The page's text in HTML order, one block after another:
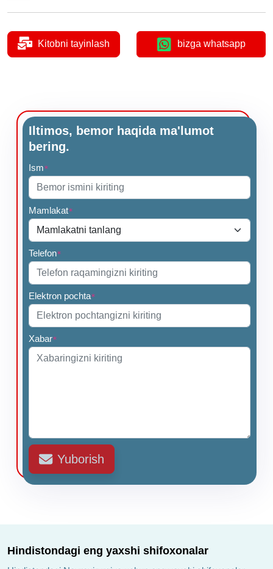
Kitobni tayinlash bizga whatsapp
Iltimos, bemor haqida ma'lumot
bering.
Ism*
Mamlakat*
Telefon*
Elektron pochta*
Xabar*
Yuborish
Hindistondagi eng yaxshi shifoxonalar